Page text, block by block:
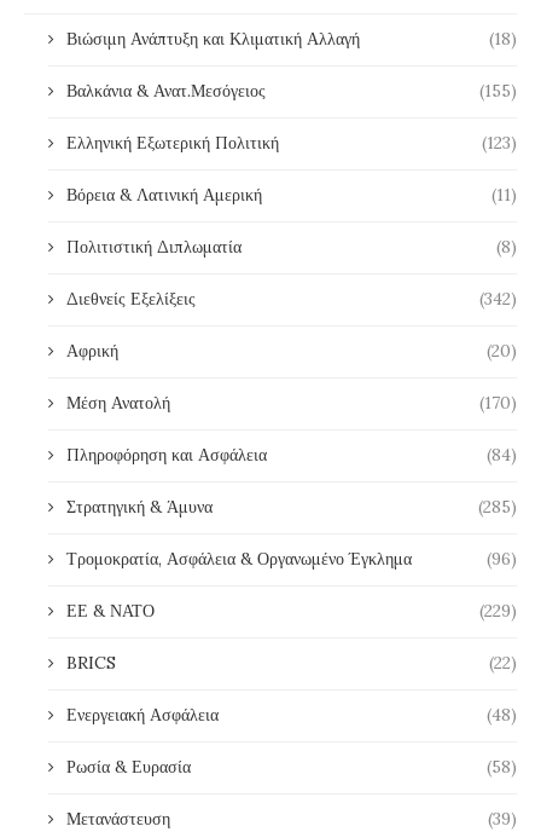
Βιώσιμη Ανάπτυξη και Κλιματική Αλλαγή (18)
Βαλκάνια & Ανατ.Μεσόγειος (155)
Ελληνική Εξωτερική Πολιτική (123)
Βόρεια & Λατινική Αμερική (11)
Πολιτιστική Διπλωματία (8)
Διεθνείς Εξελίξεις (342)
Αφρική (20)
Μέση Ανατολή (170)
Πληροφόρηση και Ασφάλεια (84)
Στρατηγική & Άμυνα (285)
Τρομοκρατία, Ασφάλεια & Οργανωμένο Έγκλημα (96)
ΕΕ & ΝΑΤΟ (229)
BRICS (22)
Ενεργειακή Ασφάλεια (48)
Ρωσία & Ευρασία (58)
Μετανάστευση (39)